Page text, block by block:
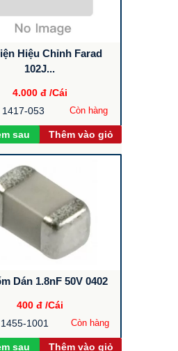
Hiệu Chỉnh Farad
102J...
4.000 đ/Cái
1417-053 Còn hàng
sau Thêm vào giỏ
Dán 1.8nF 50V 0402
400 đ/Cái
1001 Còn hàng
sau Thêm vào giỏ